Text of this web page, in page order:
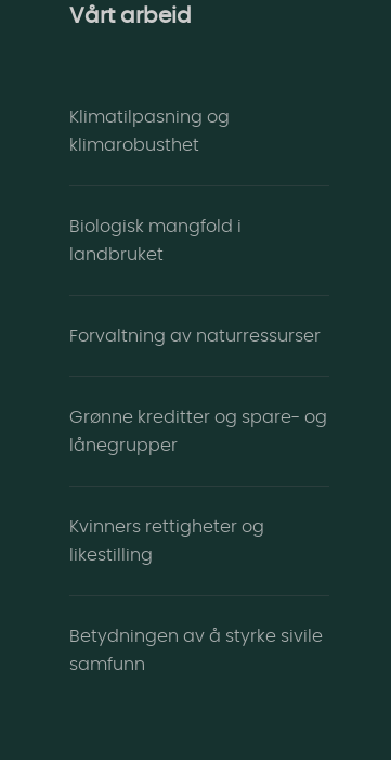
Vårt arbeid
Klimatilpasning og
klimarobusthet
Biologisk mangfold i
landbruket
Forvaltning av naturressurser
Grønne kreditter og spare- og
lånegrupper
Kvinners rettigheter og
likestilling
Betydningen av å styrke sivile
samfunn